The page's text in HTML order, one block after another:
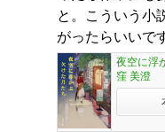
と。こういう小
がったらいいで
夜空に浮
窪 美澄